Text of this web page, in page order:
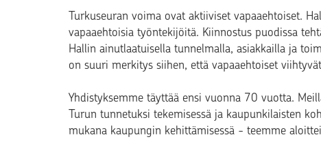
Turkuseuran voima ovat aktiiviset vapaaehtoiset.
vapaaehtoisia työntekijöitä. Kiinnostus puodissa
Hallin ainutlaatuisella tunnelmalla, asiakkailla ja
on suuri merkitys siihen, että vapaaehtoiset
Yhdistyksemme täyttää ensi vuonna 70 vuotta.
Turun tunnetuksi tekemisessä ja kaupunkilaisten
mukana kaupungin kehittämisessä - teemme